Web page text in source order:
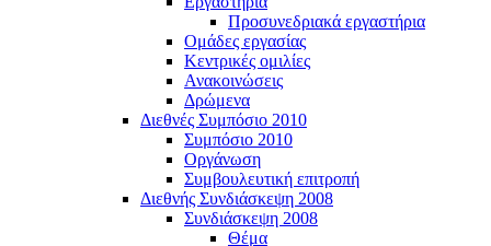
Προσυνεδριακά εργαστήρια
Ομάδες εργασίας
Κεντρικές ομιλίες
Ανακοινώσεις
Δρώμενα
Διεθνές Συμπόσιο 2010
Συμπόσιο 2010
Οργάνωση
Συμβουλευτική επιτροπή
Διεθνής Συνδιάσκεψη 2008
Συνδιάσκεψη 2008
Θέμα